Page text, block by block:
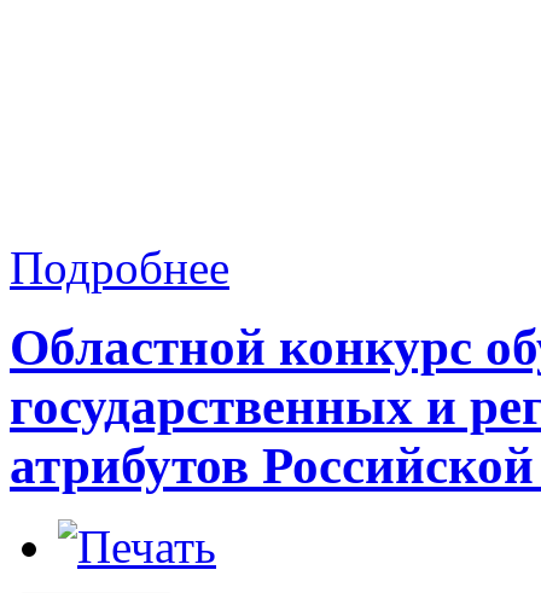
Подробнее
Областной конкурс
государственных и
атрибутов